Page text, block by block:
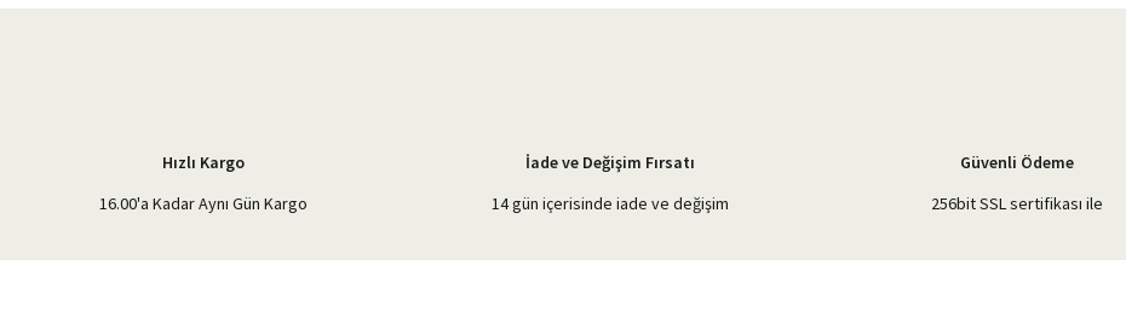
Hızlı Kargo
16.00'a Kadar Aynı Gün Kargo
İade ve Değişim Fırsatı
14 gün içerisinde iade ve değişim
Güvenli Ödeme
256bit SSL sertifikası ile